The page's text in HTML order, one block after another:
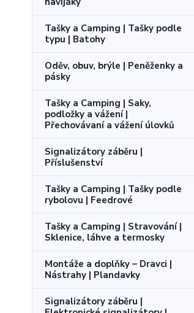
Tašky a Camping | Tašky podle
typu | Batohy
Oděv, obuv, brýle | Peněženky a
pásky
Tašky a Camping | Saky,
podložky a vážení |
Přechovávaní a vážení úlovků
Signalizátory záběru |
Příslušenství
Tašky a Camping | Tašky podle
rybolovu | Feedrové
Tašky a Camping | Stravování |
Sklenice, láhve a termosky
Montáže a doplňky – Dravci |
Nástrahy | Plandavky
Signalizátory záběru |